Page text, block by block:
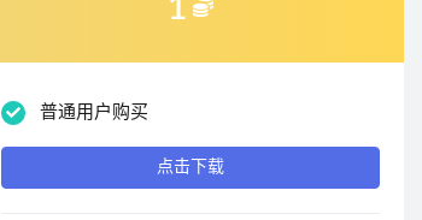
1
普通用户购买
点击下载